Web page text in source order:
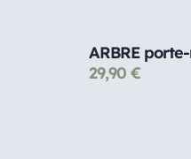
ARBRE
29,90 €